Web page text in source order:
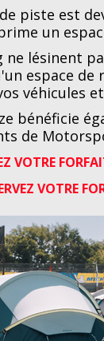
piste est
un
lésinent
espace
véhicules
bénéficie
de
VOTRE
VOTRE